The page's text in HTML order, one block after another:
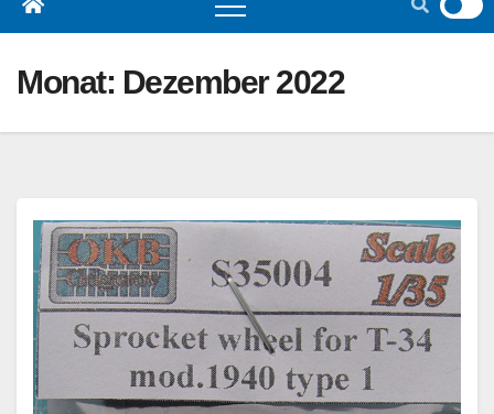
Monat: Dezember 2022